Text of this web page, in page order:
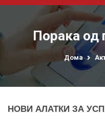
Порака од
Дома
НОВИ АЛАТКИ ЗА